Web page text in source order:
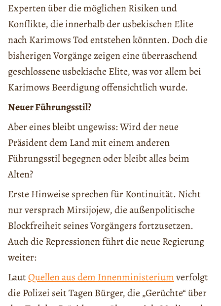
Experten über die möglichen Risiken und
Konflikte, die innerhalb der usbekischen Elite
nach Karimows Tod entstehen könnten. Doch die
bisherigen Vorgänge zeigen eine überraschend
geschlossene usbekische Elite, was vor allem bei
Karimows Beerdigung offensichtlich wurde.
Neuer Führungsstil?
Aber eines bleibt ungewiss: Wird der neue
Präsident dem Land mit einem anderen
Führungsstil begegnen oder bleibt alles beim
Alten?
Erste Hinweise sprechen für Kontinuität. Nicht
nur versprach Mirsijojew, die außenpolitische
Blockfreiheit seines Vorgängers fortzusetzen.
Auch die Repressionen führt die neue Regierung
weiter:
LautQuellen aus dem Innenministeriumverfolgt
die Polizei seit Tagen Bürger, die „Gerüchte“ über